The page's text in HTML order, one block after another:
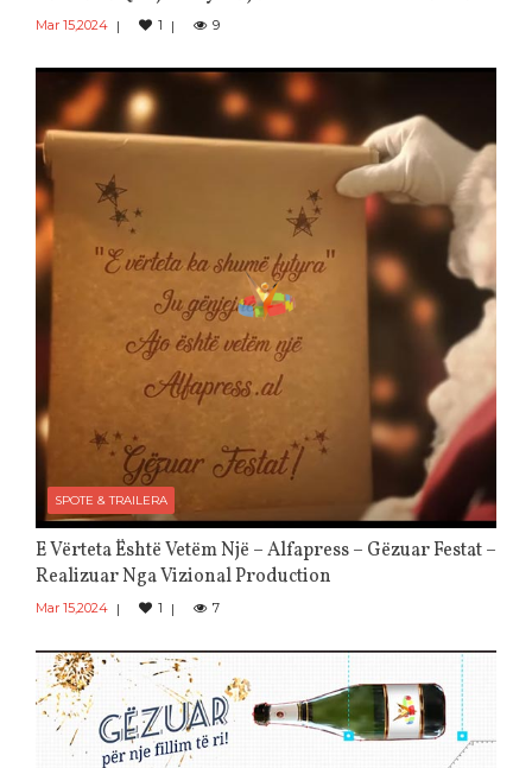
Mar 15,2024 1 9
SPOTE & TRAILERA
E Vërteta Është Vetëm Një – Alfapress – Gëzuar Festat –
Realizuar Nga Vizional Production
Mar 15,2024 1 7